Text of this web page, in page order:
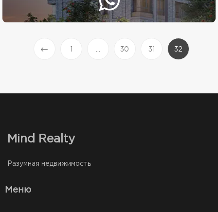
30 31 32(current)
Mind Realty
Разумная недвижимость
Меню